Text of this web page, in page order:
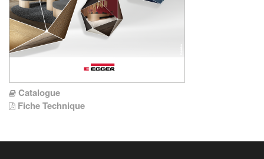
Catalogue
Fiche Technique